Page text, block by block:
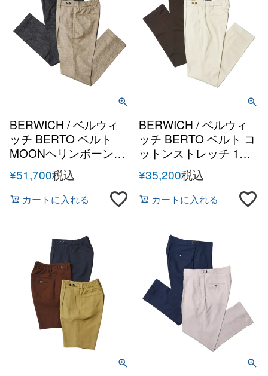
BERWICH / ベルウィ
ッチ BERTO ベルト
MOONヘリンボーンラ
ムズウール 1プリーツ
サイドアジャスターバ
ックシャーリングテー
パードパンツ
¥51,700税込
カートに入れる
BERWICH / ベルウィ
ッチ BERTO ベルト コ
ットンストレッチ 1プ
リーツサイドアジャス
ターバックシャーリン
グテーパードパンツ
¥35,200税込
カートに入れる